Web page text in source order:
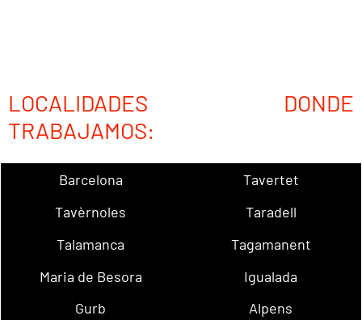
LOCALIDADES DONDE
TRABAJAMOS:
Barcelona
Tavertet
Tavèrnoles
Taradell
Talamanca
Tagamanent
Maria de Besora
Igualada
Gurb
Alpens